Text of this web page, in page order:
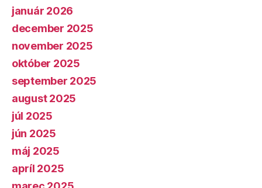
január 2026
december 2025
november 2025
október 2025
september 2025
august 2025
júl 2025
jún 2025
máj 2025
apríl 2025